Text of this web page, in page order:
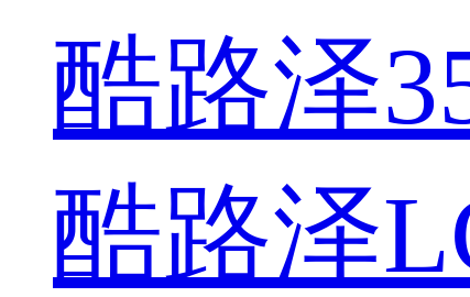
酷路泽
酷路泽